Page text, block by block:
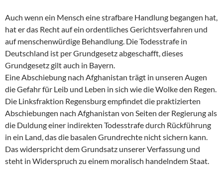
Auch wenn ein Mensch eine strafbare Handlung begangen hat,
hat er das Recht auf ein ordentliches Gerichtsverfahren und
auf menschenwürdige Behandlung. Die Todesstrafe in
Deutschland ist per Grundgesetz abgeschafft, dieses
Grundgesetz gilt auch in Bayern.
Eine Abschiebung nach Afghanistan trägt in unseren Augen
die Gefahr für Leib und Leben in sich wie die Wolke den Regen.
Die Linksfraktion Regensburg empfindet die praktizierten
Abschiebungen nach Afghanistan von Seiten der Regierung als
die Duldung einer indirekten Todesstrafe durch Rückführung
in ein Land, das die basalen Grundrechte nicht sichern kann.
Das widerspricht dem Grundsatz unserer Verfassung und
steht in Widerspruch zu einem moralisch handelndem Staat.